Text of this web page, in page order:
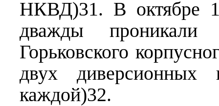
НКВД)31. В октябре
дважды проникали
Горьковского
двух
каждой)32.